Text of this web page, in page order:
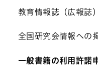
教育情報誌（広報誌
全国研究会情報への
一般書籍の利用許諾